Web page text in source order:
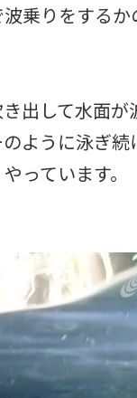
乗りをするか
出して水面が
ように泳ぎ続
っています。